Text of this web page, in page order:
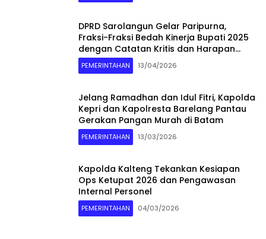
DPRD Sarolangun Gelar Paripurna,
Fraksi-Fraksi Bedah Kinerja Bupati 2025
dengan Catatan Kritis dan Harapan
Baru
PEMERINTAHAN 13/04/2026
Jelang Ramadhan dan Idul Fitri, Kapolda
Kepri dan Kapolresta Barelang Pantau
Gerakan Pangan Murah di Batam
PEMERINTAHAN 13/03/2026
Kapolda Kalteng Tekankan Kesiapan
Ops Ketupat 2026 dan Pengawasan
Internal Personel
PEMERINTAHAN 04/03/2026